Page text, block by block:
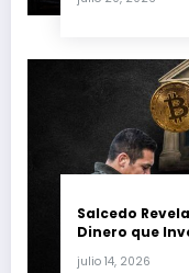
petrolera
Salcedo
Dinero que
julio 14, 2026